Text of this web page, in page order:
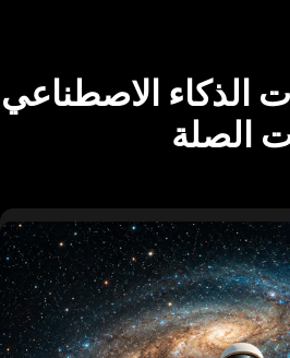
الذكاء الاصطناعي
الصلة